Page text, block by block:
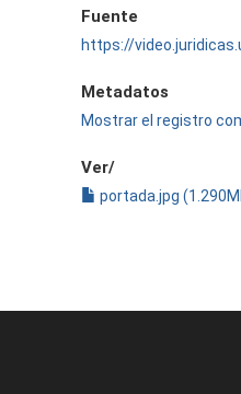
Fuente
https://
Metadatos
Mostrar el registro
Ver/
portada.jpg